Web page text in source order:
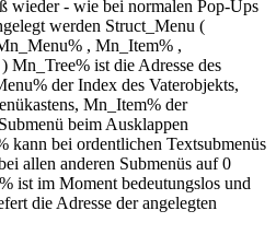
wieder - wie bei normalen Pop-Ups
werden Struct_Menu (
, Mn_Item% ,
ist die Adresse des
der Index des Vaterobjekts,
Mn_Item% der
beim Ausklappen
kann bei ordentlichen Textsubmenüs
allen anderen Submenüs auf 0
ist im Moment bedeutungslos und
die Adresse der angelegten